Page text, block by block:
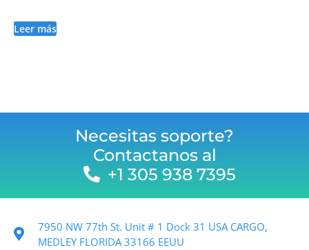
Leer más
Necesitas soporte?
Contactanos al
+1 305 938 7395
7950 NW 77th St. Unit # 1 Dock 31 USA CARGO,
MEDLEY FLORIDA 33166 EEUU